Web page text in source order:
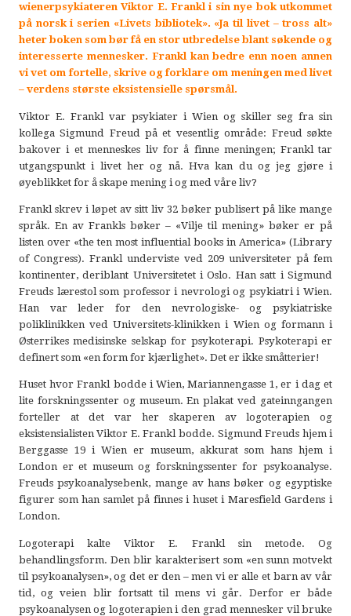
wienerpsykiateren Viktor E. Frankl i sin nye bok utkommet
på norsk i serien «Livets bibliotek». «Ja til livet – tross alt»
heter boken som bør få en stor utbredelse blant søkende og
interesserte mennesker. Frankl kan bedre enn noen annen
vi vet om fortelle, skrive og forklare om meningen med livet
– verdens største eksistensielle spørsmål.
Viktor E. Frankl var psykiater i Wien og skiller seg fra sin
kollega Sigmund Freud på et vesentlig område: Freud søkte
bakover i et menneskes liv for å finne meningen; Frankl tar
utgangspunkt i livet her og nå. Hva kan du og jeg gjøre i
øyeblikket for å skape mening i og med våre liv?
Frankl skrev i løpet av sitt liv 32 bøker publisert på like mange
språk. En av Frankls bøker – «Vilje til mening» bøker er på
listen over «the ten most influential books in America» (Library
of Congress). Frankl underviste ved 209 universiteter på fem
kontinenter, deriblant Universitetet i Oslo. Han satt i Sigmund
Freuds lærestol som professor i nevrologi og psykiatri i Wien.
Han var leder for den nevrologiske- og psykiatriske
poliklinikken ved Universitets-klinikken i Wien og formann i
Østerrikes medisinske selskap for psykoterapi. Psykoterapi er
definert som «en form for kjærlighet». Det er ikke småtterier!
Huset hvor Frankl bodde i Wien, Mariannengasse 1, er i dag et
lite forskningssenter og museum. En plakat ved gateinngangen
forteller at det var her skaperen av logoterapien og
eksistensialisten Viktor E. Frankl bodde. Sigmund Freuds hjem i
Berggasse 19 i Wien er museum, akkurat som hans hjem i
London er et museum og forskningssenter for psykoanalyse.
Freuds psykoanalysebenk, mange av hans bøker og egyptiske
figurer som han samlet på finnes i huset i Maresfield Gardens i
London.
Logoterapi kalte Viktor E. Frankl sin metode. Og
behandlingsform. Den blir karakterisert som «en sunn motvekt
til psykoanalysen», og det er den – men vi er alle et barn av vår
tid, og veien blir fortsatt til mens vi går. Derfor er både
psykoanalysen og logoterapien i den grad mennesker vil bruke